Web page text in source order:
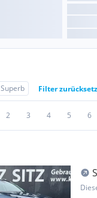
Superb Filter
2 3 4 5 6